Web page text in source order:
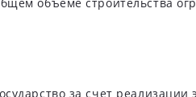
за счет реализации